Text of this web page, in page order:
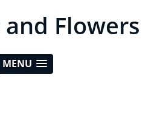
and Flowers
MENU